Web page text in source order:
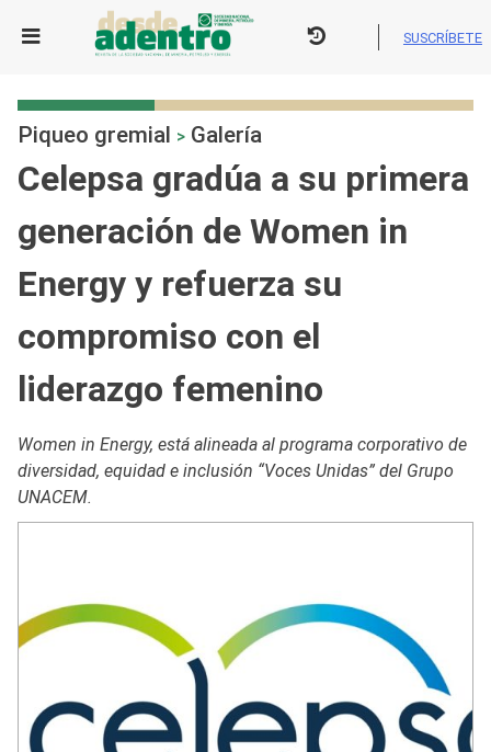
SUSCRÍBETE
Piqueo gremial > Galería
Celepsa gradúa a su primera
generación de Women in
Energy y refuerza su
compromiso con el
liderazgo femenino
Women in Energy, está alineada al programa corporativo de
diversidad, equidad e inclusión “Voces Unidas” del Grupo
UNACEM.